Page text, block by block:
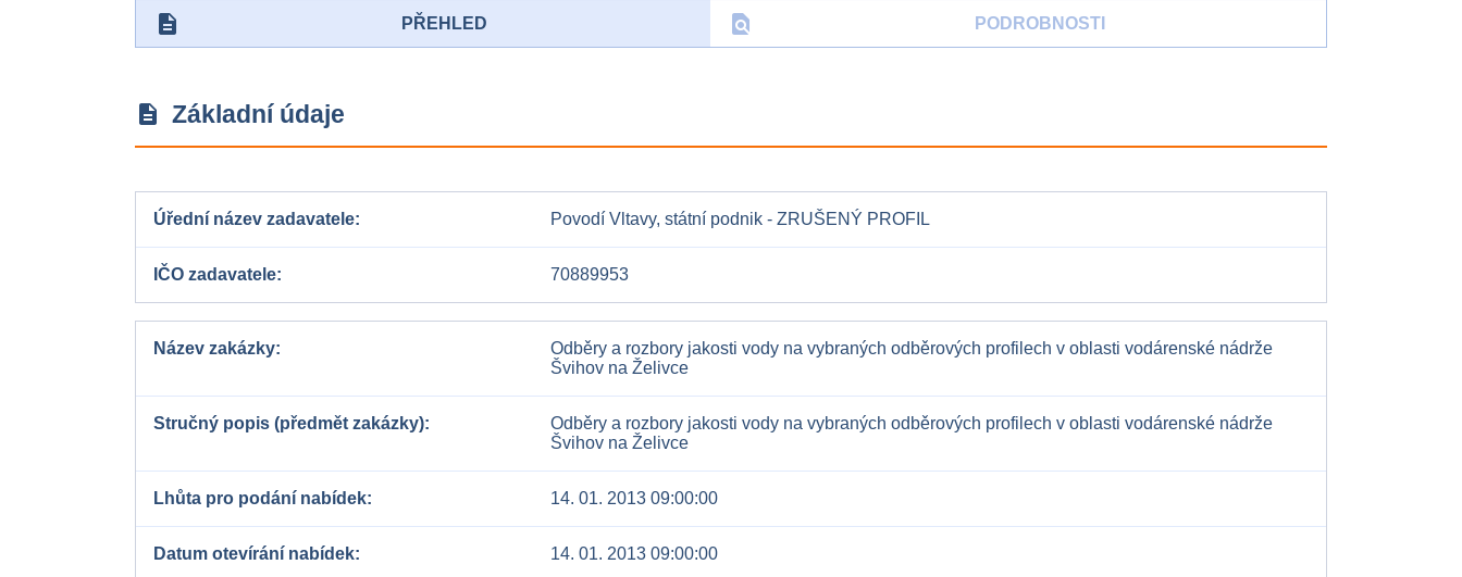
description PŘEHLED find_in_page PODROBNOSTI
description Základní údaje
Úřední název zadavatele Povodí Vltavy, státní podnik - ZRUŠENÝ PROFIL
IČO zadavatele 70889953
Název zakázky
Odběry a rozbory jakosti vody na vybraných odběrových profilech v oblasti vodárenské nádrže
Švihov na Želivce
Stručný popis (předmět zakázky)
Odběry a rozbory jakosti vody na vybraných odběrových profilech v oblasti vodárenské nádrže
Švihov na Želivce
Lhůta pro podání nabídek 14. 01. 2013 09:00:00
Datum otevírání nabídek 14. 01. 2013 09:00:00